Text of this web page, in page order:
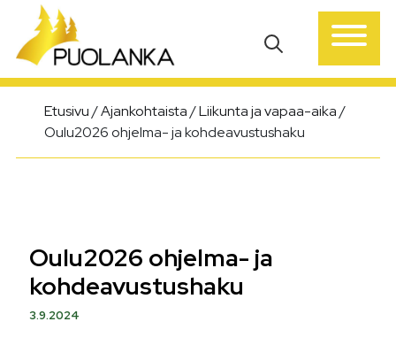
Päävalikko
Etusivu/Ajankohtaista/Liikunta ja vapaa-aika/
Oulu2026 ohjelma- ja kohdeavustushaku
Oulu2026 ohjelma- ja
kohdeavustushaku
3.9.2024